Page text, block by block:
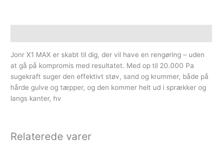
Jonr X1 MAX er skabt til dig, der vil have en rengøring – uden
at gå på kompromis med resultatet. Med op til 20.000 Pa
sugekraft suger den effektivt støv, sand og krummer, både på
hårde gulve og tæpper, og den kommer helt ud i sprækker og
langs kanter, hv
Relaterede varer